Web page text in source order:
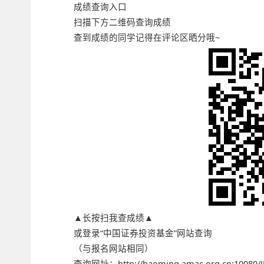
成绩查询入口
扫描下方二维码查询成绩
查到成绩的同学记得在评论区晒分哦~
▲长按扫我查成绩▲
或登录“中国证券投资基金”网站查询
（与报名网站相同）